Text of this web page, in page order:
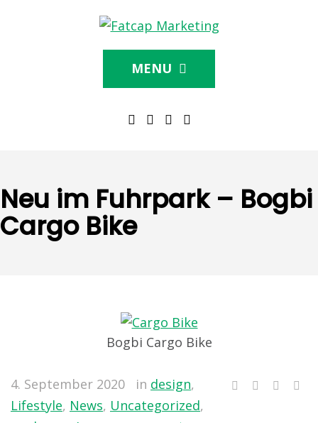
MENU
Neu im Fuhrpark – Bogbi
Cargo Bike
Bogbi Cargo Bike
4. September 2020 in design,
Lifestyle, News, Uncategorized,